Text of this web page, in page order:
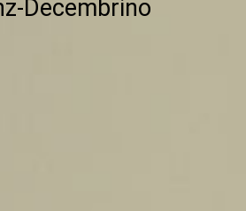
Decembrino